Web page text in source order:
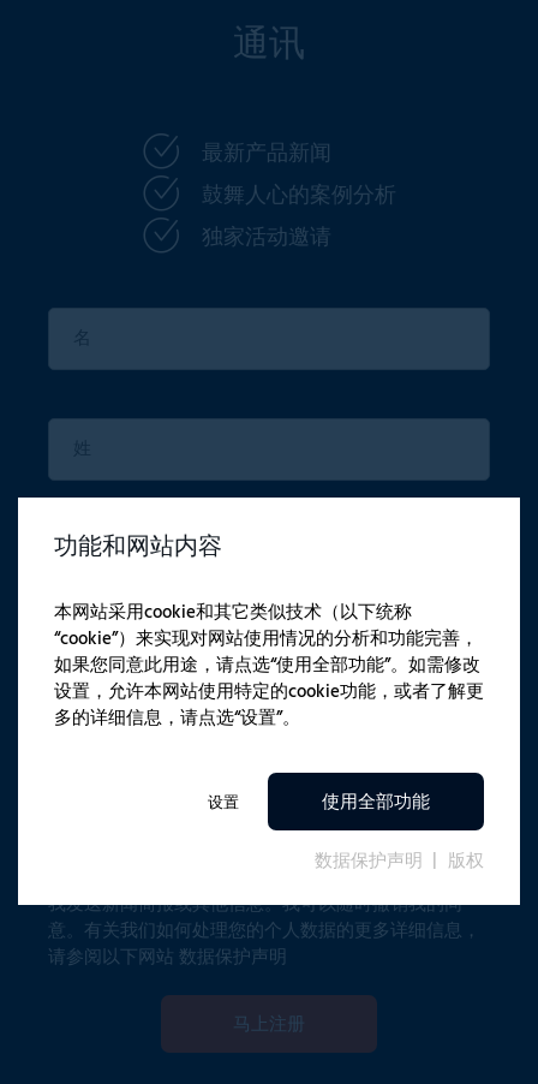
通讯
最新产品新闻
鼓舞人心的案例分析
独家活动邀请
安全检测
请在下栏中输入数学运算的结果。
通过提交此表格，我同意 FAULHABER 通过电子邮件向
我发送新闻简报或其他信息。我可以随时撤销我的同
意。有关我们如何处理您的个人数据的更多详细信息，
请参阅以下网站 数据保护声明
马上注册
功能和网站内容
本网站采用cookie和其它类似技术（以下统称
“cookie”）来实现对网站使用情况的分析和功能完善，
如果您同意此用途，请点选“使用全部功能”。如需修改
设置，允许本网站使用特定的cookie功能，或者了解更
多的详细信息，请点选“设置”。
设置 使用全部功能
数据保护声明 版权